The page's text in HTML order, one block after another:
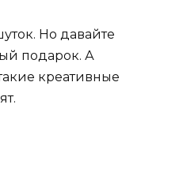
Но давайте
подарок. А
креативные